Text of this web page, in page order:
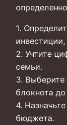
1.
2. Учтите
семьи.
3.
блокнота
4.
бюджета.